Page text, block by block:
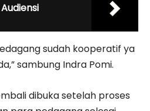
sudah kooperatif ya
sambung Indra Pomi.
dibuka setelah proses